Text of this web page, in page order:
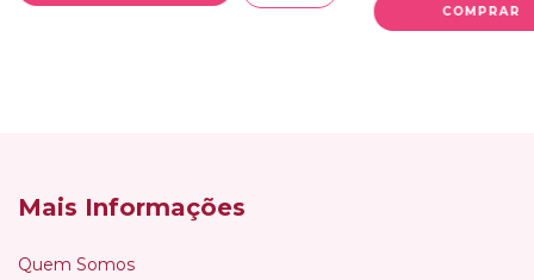
Mais Informações
Quem Somos